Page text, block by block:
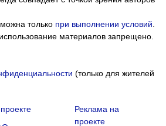
только при выполнении условий
материалов запрещено.
(только для жителей
Реклама на
проекте